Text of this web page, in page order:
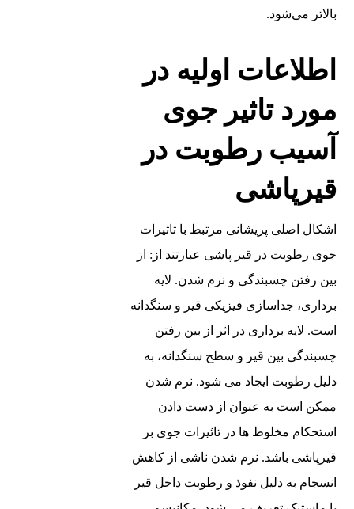
بالاتر می‌شود.
اطلاعات اولیه در
مورد تاثیر جوی
آسیب رطوبت در
قیرپاشی
اشکال اصلی پریشانی مرتبط با تاثیرات
جوی رطوبت در قیر پاشی عبارتند از: از
بین رفتن چسبندگی و نرم شدن. لایه
برداری، جداسازی فیزیکی قیر و سنگدانه
است. لایه برداری در اثر از بین رفتن
چسبندگی بین قیر و سطح سنگدانه، به
دلیل رطوبت ایجاد می‌ شود. نرم شدن
ممکن است به عنوان از دست دادن
استحکام مخلوط ‌ها در تاثیرات جوی بر
قیرپاشی باشد. نرم شدن ناشی از کاهش
انسجام به دلیل نفوذ و رطوبت داخل قیر